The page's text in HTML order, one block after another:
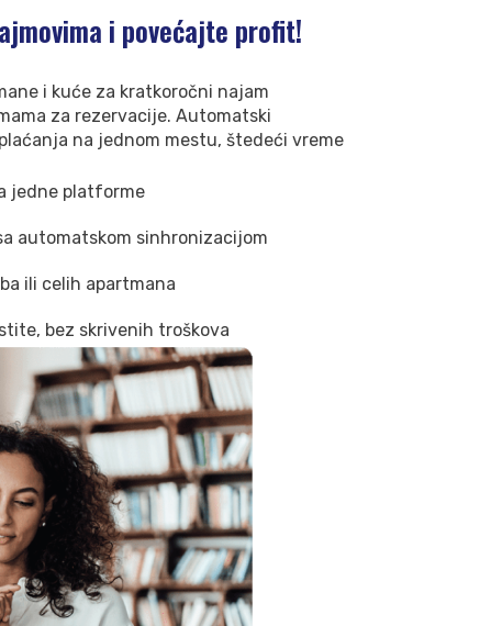
i povećajte profit!
i kuće za kratkoročni najam
za rezervacije. Automatski
na jednom mestu, štedeći vreme
jedne platforme
automatskom sinhronizacijom
ili celih apartmana
bez skrivenih troškova